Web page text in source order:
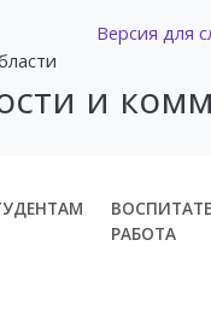
Версия для
и
РАБОТА